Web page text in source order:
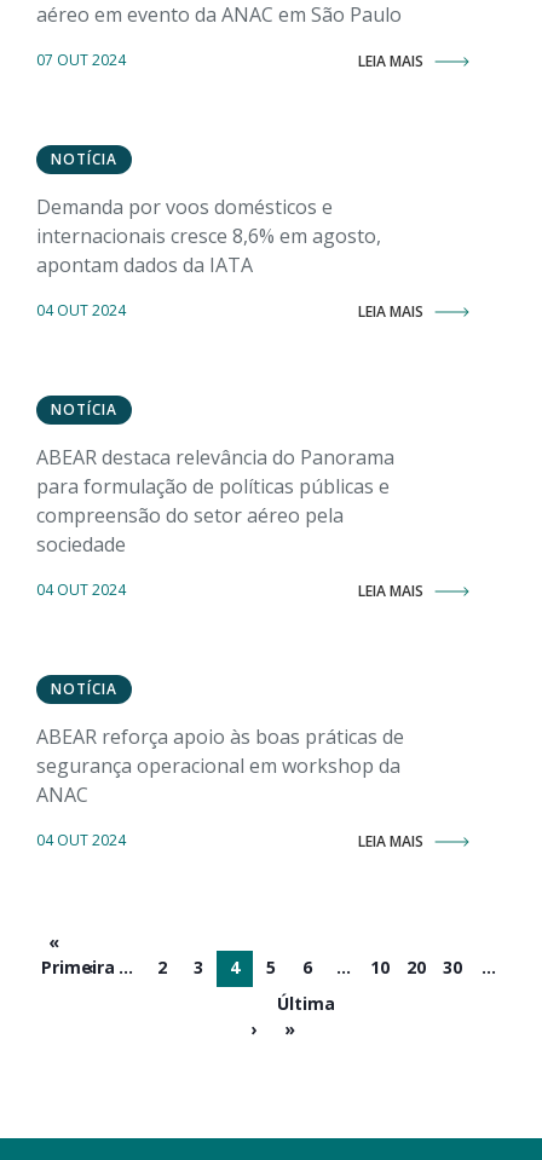
aéreo em evento da ANAC em São Paulo
07 OUT 2024 LEIA MAIS
NOTÍCIA
Demanda por voos domésticos e
internacionais cresce 8,6% em agosto,
apontam dados da IATA
04 OUT 2024 LEIA MAIS
NOTÍCIA
ABEAR destaca relevância do Panorama
para formulação de políticas públicas e
compreensão do setor aéreo pela
sociedade
04 OUT 2024 LEIA MAIS
NOTÍCIA
ABEAR reforça apoio às boas práticas de
segurança operacional em workshop da
ANAC
04 OUT 2024 LEIA MAIS
«
Primeira
‹ ... 2 3 4 5 6 ... 10 20 30 ...
›
Última
»